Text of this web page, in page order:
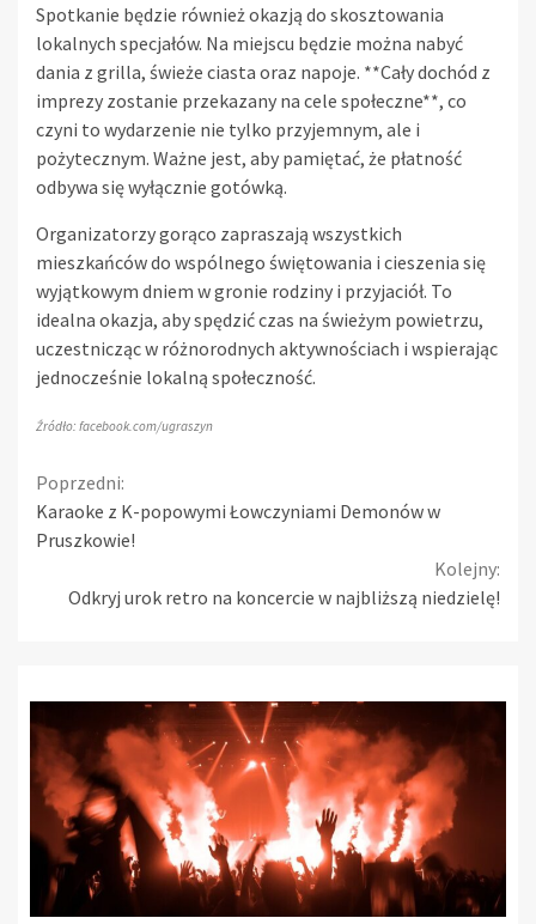
Spotkanie będzie również okazją do skosztowania
lokalnych specjałów. Na miejscu będzie można nabyć
dania z grilla, świeże ciasta oraz napoje. **Cały dochód z
imprezy zostanie przekazany na cele społeczne**, co
czyni to wydarzenie nie tylko przyjemnym, ale i
pożytecznym. Ważne jest, aby pamiętać, że płatność
odbywa się wyłącznie gotówką.
Organizatorzy gorąco zapraszają wszystkich
mieszkańców do wspólnego świętowania i cieszenia się
wyjątkowym dniem w gronie rodziny i przyjaciół. To
idealna okazja, aby spędzić czas na świeżym powietrzu,
uczestnicząc w różnorodnych aktywnościach i wspierając
jednocześnie lokalną społeczność.
Źródło: facebook.com/ugraszyn
Continue
Reading
Poprzedni:
Karaoke z K-popowymi Łowczyniami Demonów w
Pruszkowie!
Kolejny:
Odkryj urok retro na koncercie w najbliższą niedzielę!